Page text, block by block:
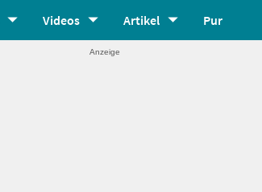
Videos Artikel Pur